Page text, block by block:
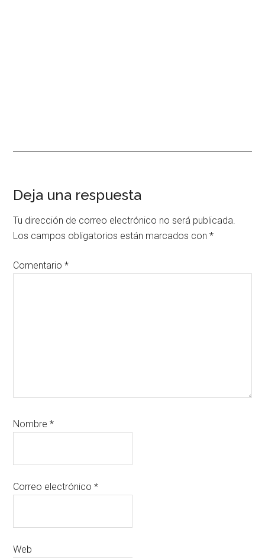
Interacciones
con
los
lectores
Deja una respuesta
Tu dirección de correo electrónico no será publicada.
Los campos obligatorios están marcados con*
Comentario*
Nombre*
Correo electrónico*
Web